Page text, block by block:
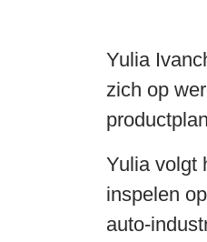
Yulia
zich op
Yulia volgt
inspelen
auto-